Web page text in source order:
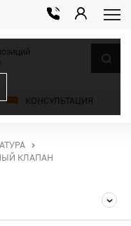
КОНСУЛЬТАЦИЯ
КЛАПАН